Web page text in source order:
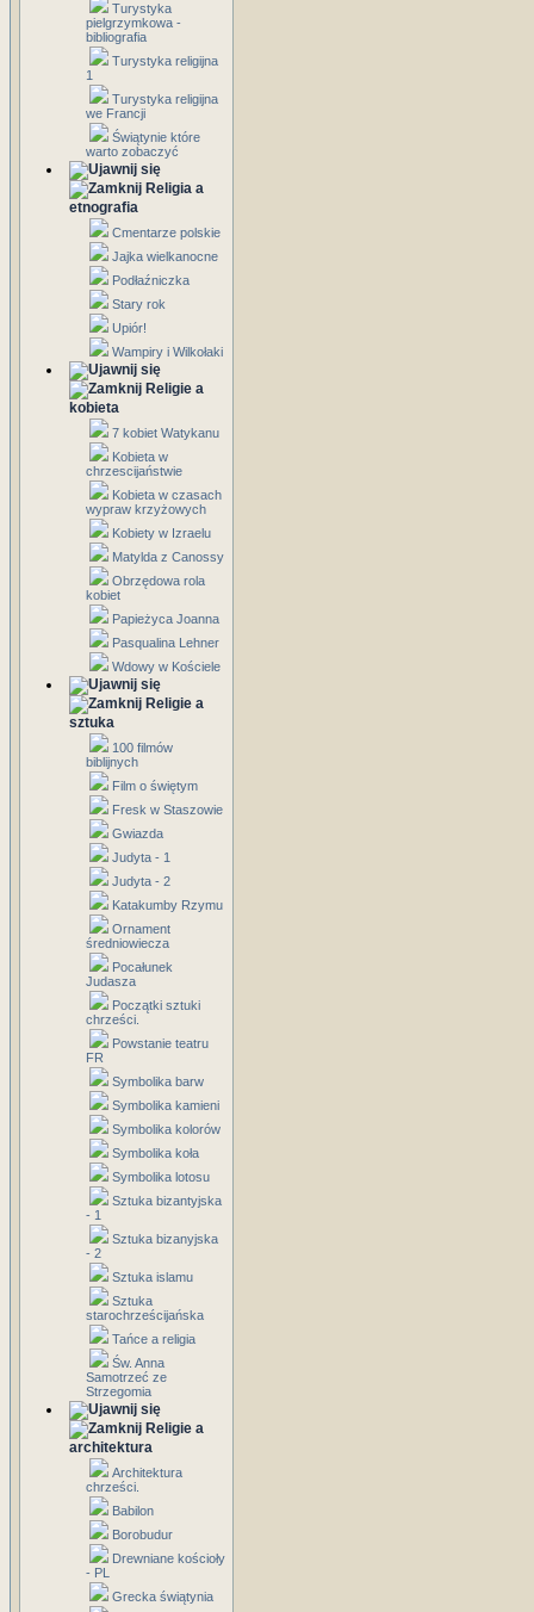
Turystyka
pielgrzymkowa -
bibliografia
Turystyka religijna
1
Turystyka religijna
we Francji
Świątynie które
warto zobaczyć
Religia a
etnografia
Cmentarze polskie
Jajka wielkanocne
Podłaźniczka
Stary rok
Upiór!
Wampiry i Wilkołaki
Religie a
kobieta
7 kobiet Watykanu
Kobieta w
chrzescijaństwie
Kobieta w czasach
wypraw krzyżowych
Kobiety w Izraelu
Matylda z Canossy
Obrzędowa rola
kobiet
Papieżyca Joanna
Pasqualina Lehner
Wdowy w Kościele
Religie a
sztuka
100 filmów
biblijnych
Film o świętym
Fresk w Staszowie
Gwiazda
Judyta - 1
Judyta - 2
Katakumby Rzymu
Ornament
średniowiecza
Pocałunek
Judasza
Początki sztuki
chrześci.
Powstanie teatru
FR
Symbolika barw
Symbolika kamieni
Symbolika kolorów
Symbolika koła
Symbolika lotosu
Sztuka bizantyjska
- 1
Sztuka bizanyjska
- 2
Sztuka islamu
Sztuka
starochrześcijańska
Tańce a religia
Św. Anna
Samotrzeć ze
Strzegomia
Religie a
architektura
Architektura
chrześci.
Babilon
Borobudur
Drewniane kościoły
- PL
Grecka świątynia